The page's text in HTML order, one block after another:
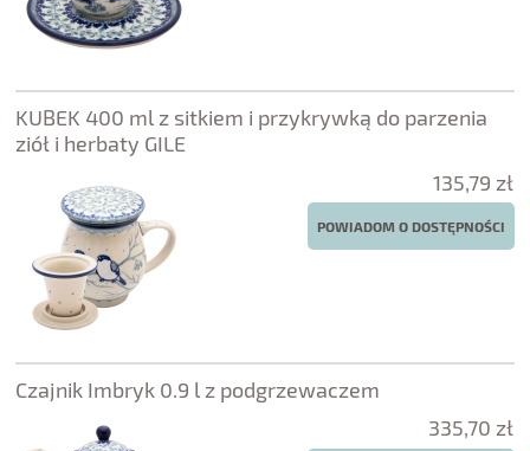
KUBEK 400 ml z sitkiem i przykrywką do parzenia
ziół i herbaty GILE
135,79 zł
POWIADOM O DOSTĘPNOŚCI
Czajnik Imbryk 0.9 l z podgrzewaczem
335,70 zł